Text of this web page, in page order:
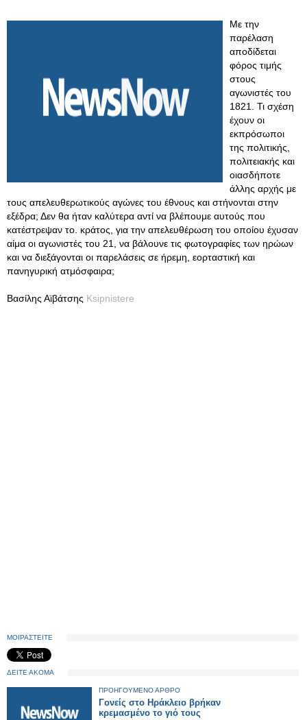
Με την
παρέλαση
αποδίδεται
φόρος τιμής
στους
αγωνιστές του
1821. Τι σχέση
έχουν οι
εκπρόσωποι
της πολιτικής,
πολιτειακής και
οιασδήποτε
άλλης αρχής με
τους απελευθερωτικούς αγώνες του έθνους και στήνονται στην
εξέδρα; Δεν θα ήταν καλύτερα αντί να βλέπουμε αυτούς που
κατέστρεψαν το. κράτος, για την απελευθέρωση του οποίου έχυσαν
αίμα οι αγωνιστές του 21, να βάλουνε τις φωτογραφίες των ηρώων
και να διεξάγονται οι παρελάσεις σε ήρεμη, εορταστική και
πανηγυρική ατμόσφαιρα;
Βασίλης Αϊβάτσης Ksipnistere
ΜΟΙΡΑΣΤΕΙΤΕ
ΔΕΙΤΕ ΑΚΟΜΑ
ΠΡΟΗΓΟΥΜΕΝΟ ΑΡΘΡΟ
Γονείς στο Ηράκλειο βρήκαν
κρεμασμένο το γιό τους